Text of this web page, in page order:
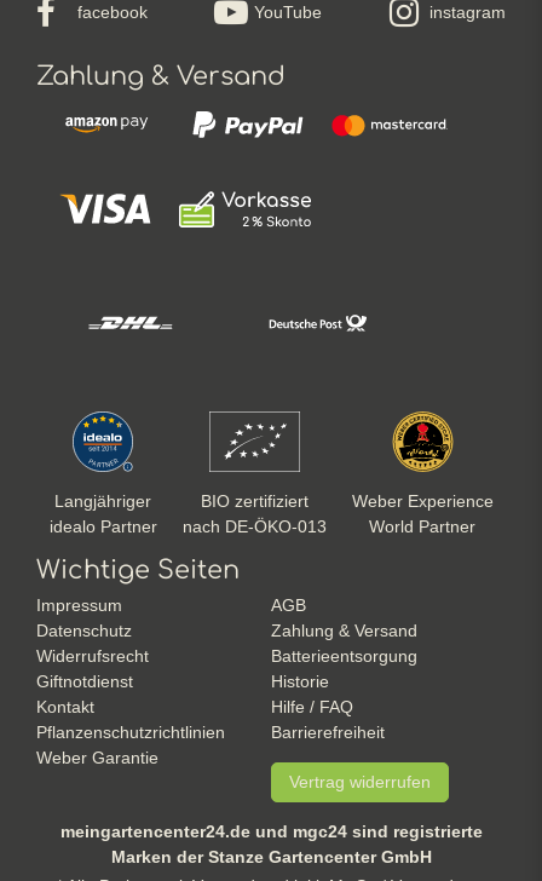
facebook YouTube instagram
Zahlung & Versand
Langjähriger
idealo Partner
BIO zertifiziert
nach DE-ÖKO-013
Weber Experience
World Partner
Wichtige Seiten
Impressum
AGB
Datenschutz
Zahlung & Versand
Widerrufsrecht
Batterieentsorgung
Giftnotdienst
Historie
Kontakt
Hilfe / FAQ
Pflanzenschutzrichtlinien
Barrierefreiheit
Weber Garantie
Vertrag widerrufen
meingartencenter24.de und mgc24 sind registrierte
Marken der Stanze Gartencenter GmbH